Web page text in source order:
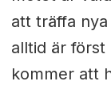
att träffa
alltid är först
kommer att